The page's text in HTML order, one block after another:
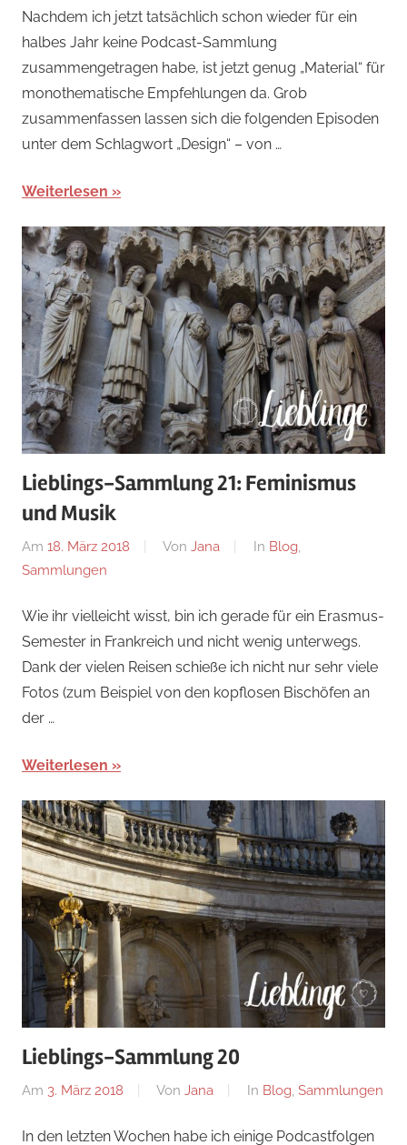
Nachdem ich jetzt tatsächlich schon wieder für ein
halbes Jahr keine Podcast-Sammlung
zusammengetragen habe, ist jetzt genug „Material“ für
monothematische Empfehlungen da. Grob
zusammenfassen lassen sich die folgenden Episoden
unter dem Schlagwort „Design“ – von …
Weiterlesen
Lieblings-Sammlung 21: Feminismus
und Musik
Am 18. März 2018 Von Jana In Blog,
Sammlungen
Wie ihr vielleicht wisst, bin ich gerade für ein Erasmus-
Semester in Frankreich und nicht wenig unterwegs.
Dank der vielen Reisen schieße ich nicht nur sehr viele
Fotos (zum Beispiel von den kopflosen Bischöfen an
der …
Weiterlesen
Lieblings-Sammlung 20
Am 3. März 2018 Von Jana In Blog, Sammlungen
In den letzten Wochen habe ich einige Podcastfolgen